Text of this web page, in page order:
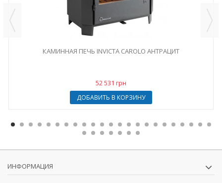
КАМИННАЯ ПЕЧЬ INVICTA CAROLO АНТРАЦИТ
52 531 грн
ДОБАВИТЬ В КОРЗИНУ
ИНФОРМАЦИЯ